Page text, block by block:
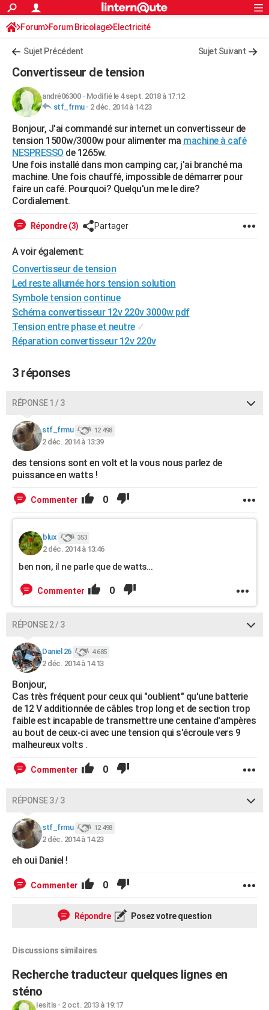
ACTUALITÉS
Politique
Société
Faits Divers
Education
Monde
Villes
+
FINANCE
Retraite
Impôts
Epargne
Immobilier
Risques naturels par ville
Banque
Assurance
Crédit
AUTO
Essais
Réserver un essai
Citadines
Berlines
SUV
Forum auto
+HIGH-TECH
Mobiles
Meilleur smartphone
Internet
Ordinateurs
Jeux vidéo
Guide high-tech
+BRICOLAGE
Forum
Aménagement intérieur
Extérieur
Cuisine
Salle de bains
Jardinage
Rangement
WEEK-END
Art de vivre
Bien-être
Loisirs
Mode
Modes de vie
Alimentation
Guide de la santé
Maladies
Médicaments
Sommeil
Destinations
City break
Voyage nature
Voyage de noces
Forum
Climat
+PHOTO
GUIDES D'ACHAT
BONS PLANS
Carte de Noël
Carte Bonne année
Carte Saint-Valentin
Carte Pâques
Carte d'anniversaire
DICTIONNAIRE
Dictionnaire
Biographies
Citations
Expressions
Proverbes
PROGRAMME TV
COPAINS D'AVANT
S'inscrire
Se connecter
Lycées
Collèges
Primaires
Universités
Entreprises
Service militaire
Avis de recherche
FORUM
Bricolage
Lifestyle
Culture
Sport
Auto
Television
Voyage
Cinema
S'inscrire
Connexion
Forum Forum Bricolage Electricité
Sujet Précédent Sujet Suivant
Convertisseur de tension
andré06300- Modifié le 4 sept. 2018 à 17:12
stf_frmu- 2 déc. 2014 à 14:23
Bonjour, J'ai commandé sur internet un convertisseur de
tension 1500w/3000w pour alimenter ma machine à café
NESPRESSO de 1265w.
Une fois installé dans mon camping car, j'ai branché ma
machine. Une fois chauffé, impossible de démarrer pour
faire un café. Pourquoi? Quelqu'un me le dire?
Cordialement.
Répondre (3) Partager
A voir également:
Convertisseur de tension
Led reste allumée hors tension solution
Symbole tension continue
Schéma convertisseur 12v 220v 3000w pdf
Tension entre phase et neutre ✓
Réparation convertisseur 12v 220v
3 réponses
RÉPONSE 1 / 3
stf_frmu 12 498
2 déc. 2014 à 13:39
des tensions sont en volt et la vous nous parlez de
puissance en watts !
Commenter 0
blux 353
2 déc. 2014 à 13:46
ben non, il ne parle que de watts...
Commenter 0
RÉPONSE 2 / 3
Daniel 26 4 685
2 déc. 2014 à 14:13
Bonjour,
Cas très fréquent pour ceux qui "oublient" qu'une batterie
de 12 V additionnée de câbles trop long et de section trop
faible est incapable de transmettre une centaine d'ampères
au bout de ceux-ci avec une tension qui s'écroule vers 9
malheureux volts .
Commenter 0
RÉPONSE 3 / 3
stf_frmu 12 498
2 déc. 2014 à 14:23
eh oui Daniel !
Commenter 0
Répondre Posez votre question
Discussions similaires
Recherche traducteur quelques lignes en
sténo
Iesitis- 2 oct. 2013 à 19:17